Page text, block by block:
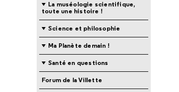
La muséologie scientifique,
toute une histoire !
Science et philosophie
Ma Planète demain !
Santé en questions
Forum de la Villette